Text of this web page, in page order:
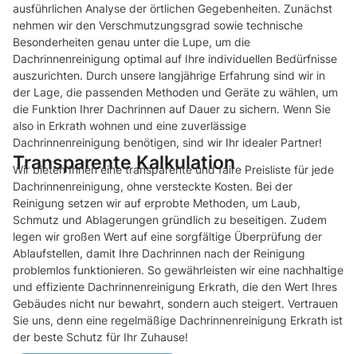
ausführlichen Analyse der örtlichen Gegebenheiten. Zunächst
nehmen wir den Verschmutzungsgrad sowie technische
Besonderheiten genau unter die Lupe, um die
Dachrinnenreinigung optimal auf Ihre individuellen Bedürfnisse
auszurichten. Durch unsere langjährige Erfahrung sind wir in
der Lage, die passenden Methoden und Geräte zu wählen, um
die Funktion Ihrer Dachrinnen auf Dauer zu sichern. Wenn Sie
also in Erkrath wohnen und eine zuverlässige
Dachrinnenreinigung benötigen, sind wir Ihr idealer Partner!
Transparente Kalkulation
Wir bieten Ihnen eine transparente und faire Preisliste für jede
Dachrinnenreinigung, ohne versteckte Kosten. Bei der
Reinigung setzen wir auf erprobte Methoden, um Laub,
Schmutz und Ablagerungen gründlich zu beseitigen. Zudem
legen wir großen Wert auf eine sorgfältige Überprüfung der
Ablaufstellen, damit Ihre Dachrinnen nach der Reinigung
problemlos funktionieren. So gewährleisten wir eine nachhaltige
und effiziente Dachrinnenreinigung Erkrath, die den Wert Ihres
Gebäudes nicht nur bewahrt, sondern auch steigert. Vertrauen
Sie uns, denn eine regelmäßige Dachrinnenreinigung Erkrath ist
der beste Schutz für Ihr Zuhause!